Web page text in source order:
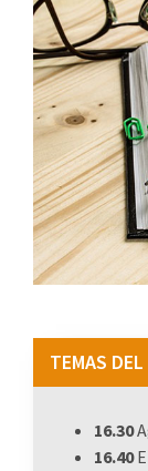
TEMAS
16.30
16.40